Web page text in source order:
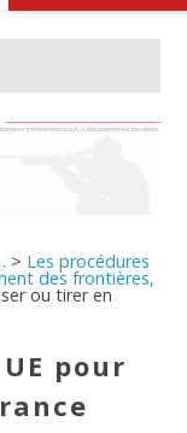
> Les procédures
des frontières,
ou tirer en
pour